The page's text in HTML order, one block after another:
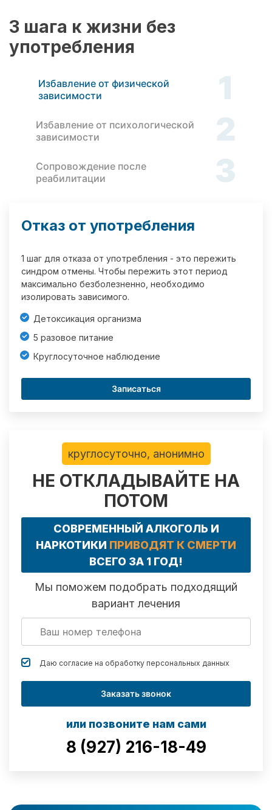
3 шага к жизни без
употребления
Избавление от физической
зависимости
1
Избавление от психологической
зависимости
2
Сопровождение после
реабилитации
3
Отказ от употребления
1 шаг для отказа от употребления - это пережить
синдром отмены. Чтобы пережить этот период
максимально безболезненно, необходимо
изолировать зависимого.
Детоксикация организма
5 разовое питание
Круглосуточное наблюдение
Записаться
круглосуточно, анонимно
НЕ ОТКЛАДЫВАЙТЕ НА
ПОТОМ
СОВРЕМЕННЫЙ АЛКОГОЛЬ И
НАРКОТИКИ ПРИВОДЯТ К СМЕРТИ
ВСЕГО ЗА 1 ГОД!
Мы поможем подобрать подходящий
вариант лечения
Даю согласие на обработку персональных данных
Заказать звонок
или позвоните нам сами
8 (927) 216-18-49